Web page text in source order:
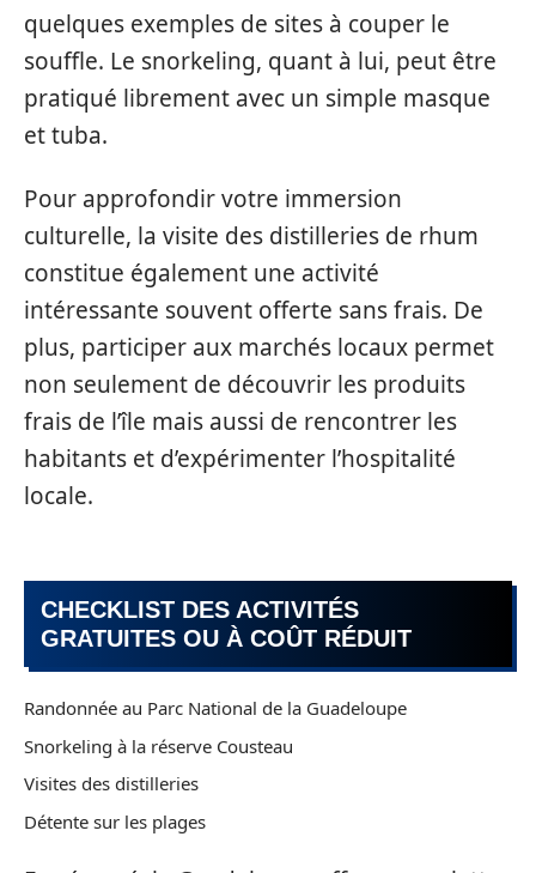
quelques exemples de sites à couper le
souffle. Le snorkeling, quant à lui, peut être
pratiqué librement avec un simple masque
et tuba.
Pour approfondir votre immersion
culturelle, la visite des distilleries de rhum
constitue également une activité
intéressante souvent offerte sans frais. De
plus, participer aux marchés locaux permet
non seulement de découvrir les produits
frais de l’île mais aussi de rencontrer les
habitants et d’expérimenter l’hospitalité
locale.
CHECKLIST DES ACTIVITÉS
GRATUITES OU À COÛT RÉDUIT
Randonnée au Parc National de la Guadeloupe
Snorkeling à la réserve Cousteau
Visites des distilleries
Détente sur les plages